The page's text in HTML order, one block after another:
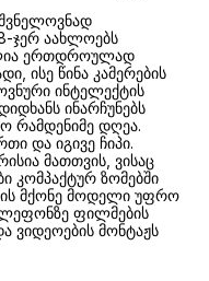
ჯერ აახლოებს
ერთდროულად
ისე წინა კამერების
ინტელექტის
ინარჩუნებს
რამდენიმე დღეა.
და იგივე ჩიპი.
მათთვის, ვისაც
კომპაქტურ ზომებში
მქონე მოდელი უფრო
ფილმების
ვიდეოების მონტაჟს